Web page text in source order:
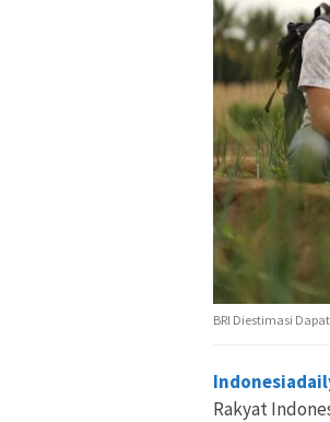
BRI Diestimasi
Rakyat